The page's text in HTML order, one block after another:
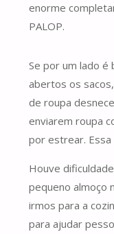
enorme
PALOP.
Se por um lado
abertos os
de roupa
enviarem roupa
por estrear.
Houve
pequeno almoço
irmos para a
para ajudar